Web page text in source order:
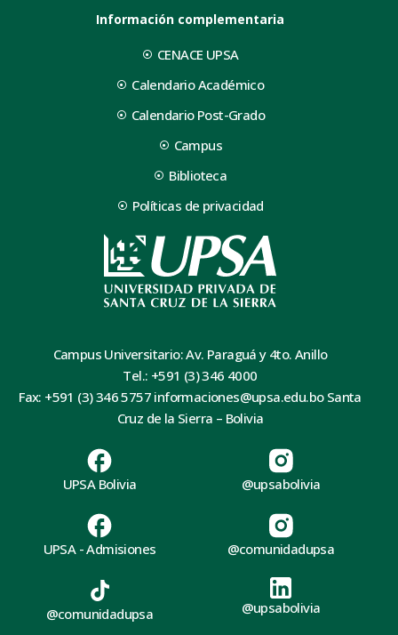
Información complementaria
CENACE UPSA
Calendario Académico
Calendario Post-Grado
Campus
Biblioteca
Políticas de privacidad
Campus Universitario: Av. Paraguá y 4to. Anillo
Tel.: +591 (3) 346 4000
Fax: +591 (3) 346 5757 informaciones@upsa.edu.bo Santa
Cruz de la Sierra – Bolivia
UPSA Bolivia
UPSA - Admisiones
@upsabolivia
@comunidadupsa
@comunidadupsa @upsabolivia